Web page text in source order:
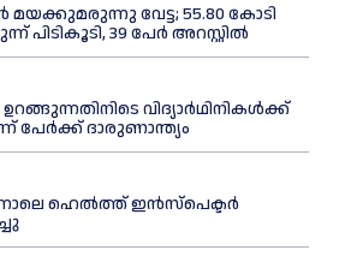
വേട്ട; 55.80 കോടി
39 പേർ അറസ്റ്റിൽ
വിദ്യാർഥിനികൾക്ക്
പേര്‍ക്ക് ദാരുണാന്ത്യം
ഹെൽത്ത് ഇൻസ്പെക്ടർ